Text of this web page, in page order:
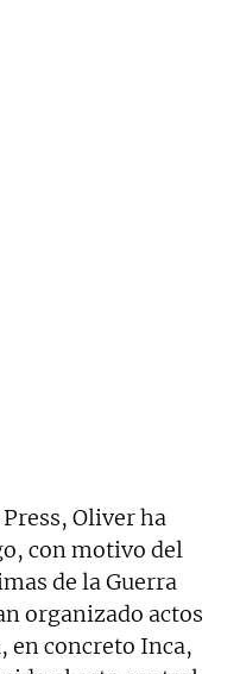
Oliver ha
con motivo del
de la Guerra
organizado actos
en concreto Inca,